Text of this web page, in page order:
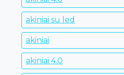
akiniai su led
akiniai
akiniai 4.0